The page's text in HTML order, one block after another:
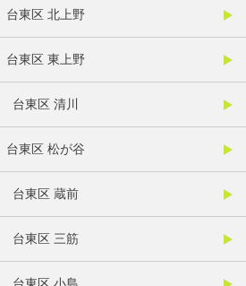
台東区 北上野
台東区 東上野
台東区 清川
台東区 松が谷
台東区 蔵前
台東区 三筋